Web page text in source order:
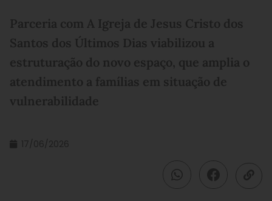
Parceria com A Igreja de Jesus Cristo dos
Santos dos Últimos Dias viabilizou a
estruturação do novo espaço, que amplia o
atendimento a famílias em situação de
vulnerabilidade
17/06/2026